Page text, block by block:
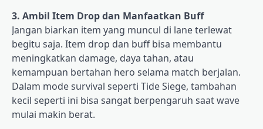
3. Ambil Item Drop dan Manfaatkan Buff
Jangan biarkan item yang muncul di lane terlewat
begitu saja. Item drop dan buff bisa membantu
meningkatkan damage, daya tahan, atau
kemampuan bertahan hero selama match berjalan.
Dalam mode survival seperti Tide Siege, tambahan
kecil seperti ini bisa sangat berpengaruh saat wave
mulai makin berat.